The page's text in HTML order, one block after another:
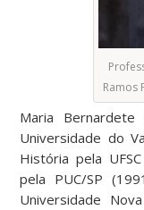
Ramos
Maria
Universidade do
História pela
pela PUC/SP
Universidade